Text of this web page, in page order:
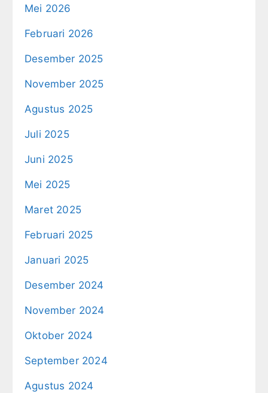
Mei 2026
Februari 2026
Desember 2025
November 2025
Agustus 2025
Juli 2025
Juni 2025
Mei 2025
Maret 2025
Februari 2025
Januari 2025
Desember 2024
November 2024
Oktober 2024
September 2024
Agustus 2024